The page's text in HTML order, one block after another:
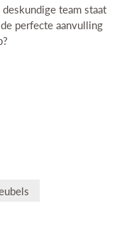
team staat
perfecte aanvulling